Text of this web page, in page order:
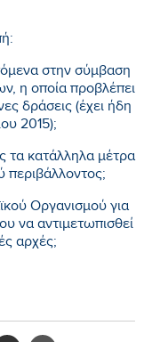
στην σύμβαση
η οποία προβλέπει
δράσεις (έχει ήδη
2015);
τα κατάλληλα μέτρα
περιβάλλοντος;
Οργανισμού για
να αντιμετωπισθεί
αρχές;